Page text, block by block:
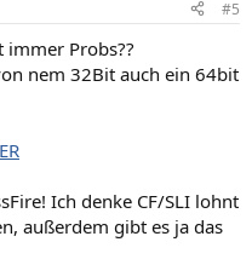
#5
Probs??
nem 32Bit auch ein 64bit
Ich denke CF/SLI lohnt
außerdem gibt es ja das